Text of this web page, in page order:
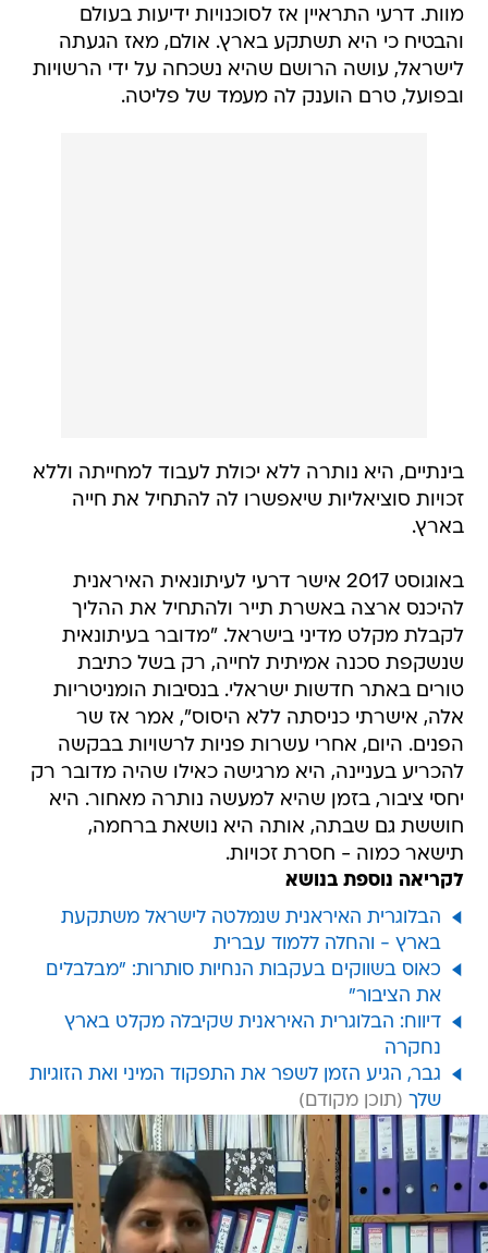
מוות. דרעי התראיין אז לסוכנויות ידיעות בעולם
והבטיח כי היא תשתקע בארץ. אולם, מאז הגעתה
לישראל, עושה הרושם שהיא נשכחה על ידי הרשויות
ובפועל, טרם הוענק לה מעמד של פליטה.
בינתיים, היא נותרה ללא יכולת לעבוד למחייתה וללא
זכויות סוציאליות שיאפשרו לה להתחיל את חייה
בארץ.
באוגוסט 2017 אישר דרעי לעיתונאית האיראנית
להיכנס ארצה באשרת תייר ולהתחיל את ההליך
לקבלת מקלט מדיני בישראל. "מדובר בעיתונאית
שנשקפת סכנה אמיתית לחייה, רק בשל כתיבת
טורים באתר חדשות ישראלי. בנסיבות הומניטריות
אלה, אישרתי כניסתה ללא היסוס", אמר אז שר
הפנים. היום, אחרי עשרות פניות לרשויות בבקשה
להכריע בעניינה, היא מרגישה כאילו שהיה מדובר רק
יחסי ציבור, בזמן שהיא למעשה נותרה מאחור. היא
חוששת גם שבתה, אותה היא נושאת ברחמה,
תישאר כמוה - חסרת זכויות.
לקריאה נוספת בנושא
הבלוגרית האיראנית שנמלטה לישראל משתקעת
בארץ - והחלה ללמוד עברית
כאוס בשווקים בעקבות הנחיות סותרות: "מבלבלים
את הציבור"
דיווח: הבלוגרית האיראנית שקיבלה מקלט בארץ
נחקרה
גבר, הגיע הזמן לשפר את התפקוד המיני ואת הזוגיות
שלך